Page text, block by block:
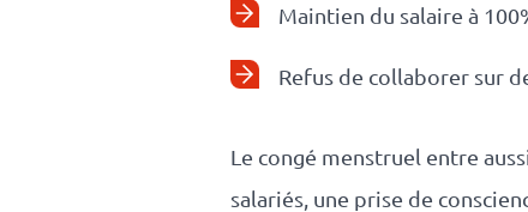
Maintien du salaire à
Refus de collaborer sur
Le congé menstruel entre
salariés, une prise de